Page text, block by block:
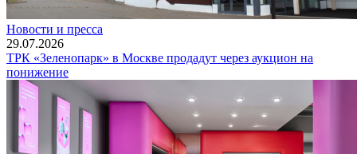
Новости и пресса
29.07.2026
ТРК «Зеленопарк» в Москве продадут через аукцион на
понижение